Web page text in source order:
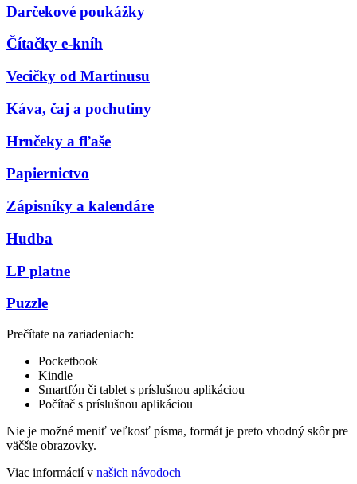
Darčekové poukážky
Čítačky e-kníh
Vecičky od Martinusu
Káva, čaj a pochutiny
Hrnčeky a fľaše
Papiernictvo
Zápisníky a kalendáre
Hudba
LP platne
Puzzle
Prečítate na zariadeniach:
Pocketbook
Kindle
Smartfón či tablet s príslušnou aplikáciou
Počítač s príslušnou aplikáciou
Nie je možné meniť veľkosť písma, formát je preto vhodný skôr pre
väčšie obrazovky.
Viac informácií v našich návodoch